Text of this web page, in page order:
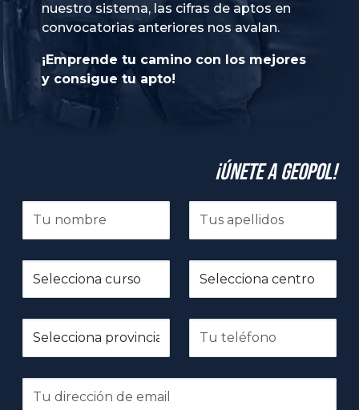
nuestro sistema, las cifras de aptos en
convocatorias anteriores nos avalan.
¡Emprende tu camino con los mejores
y consigue tu apto!
¡Únete a GeoPol!